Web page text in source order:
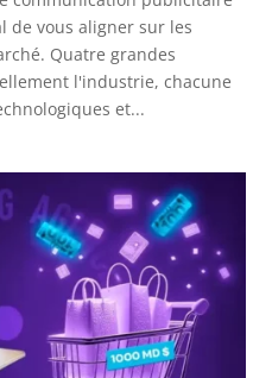
de vous aligner sur les
Quatre grandes
l'industrie, chacune
et...